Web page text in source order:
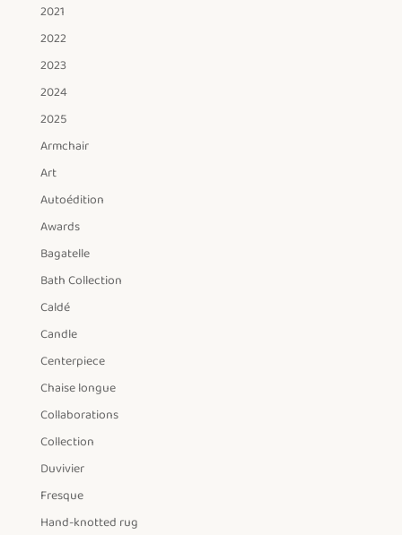
2021
2022
2023
2024
2025
Armchair
Art
Autoédition
Awards
Bagatelle
Bath Collection
Caldé
Candle
Centerpiece
Chaise longue
Collaborations
Collection
Duvivier
Fresque
Hand-knotted rug